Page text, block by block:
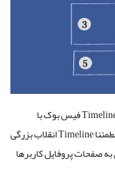
امروز قصد دارم در این پست توضیح ساده طراحی Timeline فیس بوک با
استفاده از jQuery و CSS اجرا شده به شما یاد بدم مطمئنا Timeline انقلاب بزرگی
پروفایل کاربرها